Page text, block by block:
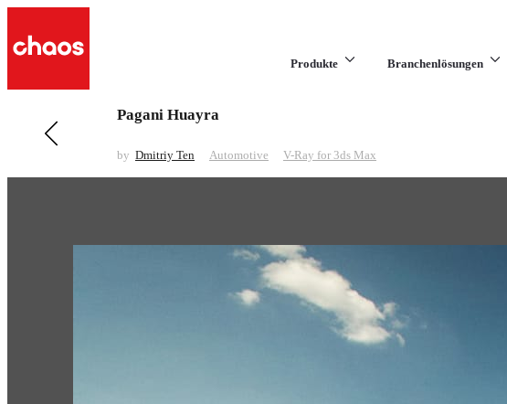
Produkte Branchenlösungen
Previous in Automotive
Pagani Huayra
by Dmitriy Ten Automotive V-Ray for 3ds Max